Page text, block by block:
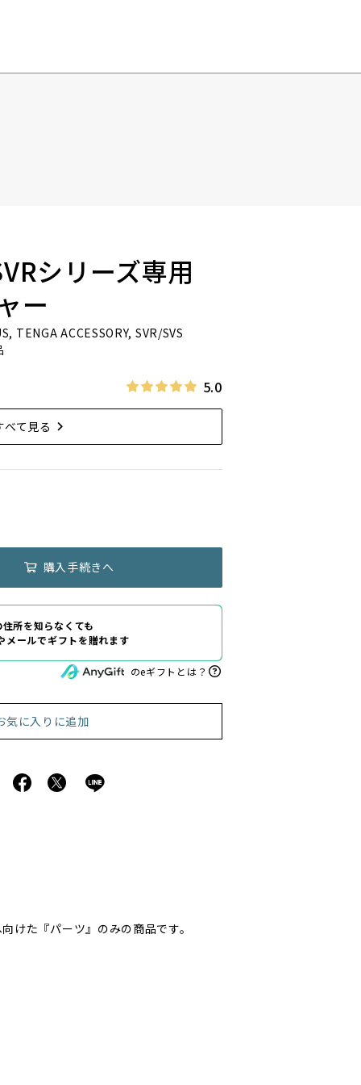
シリーズ専用
ー
TENGA ACCESSORY, SVR/SVS
5.0
べて見る
購入手続きへ
所を知らなくても
メールでギフトを贈れます
のeギフトとは？
気に入りに追加
けた『パーツ』のみの商品です。